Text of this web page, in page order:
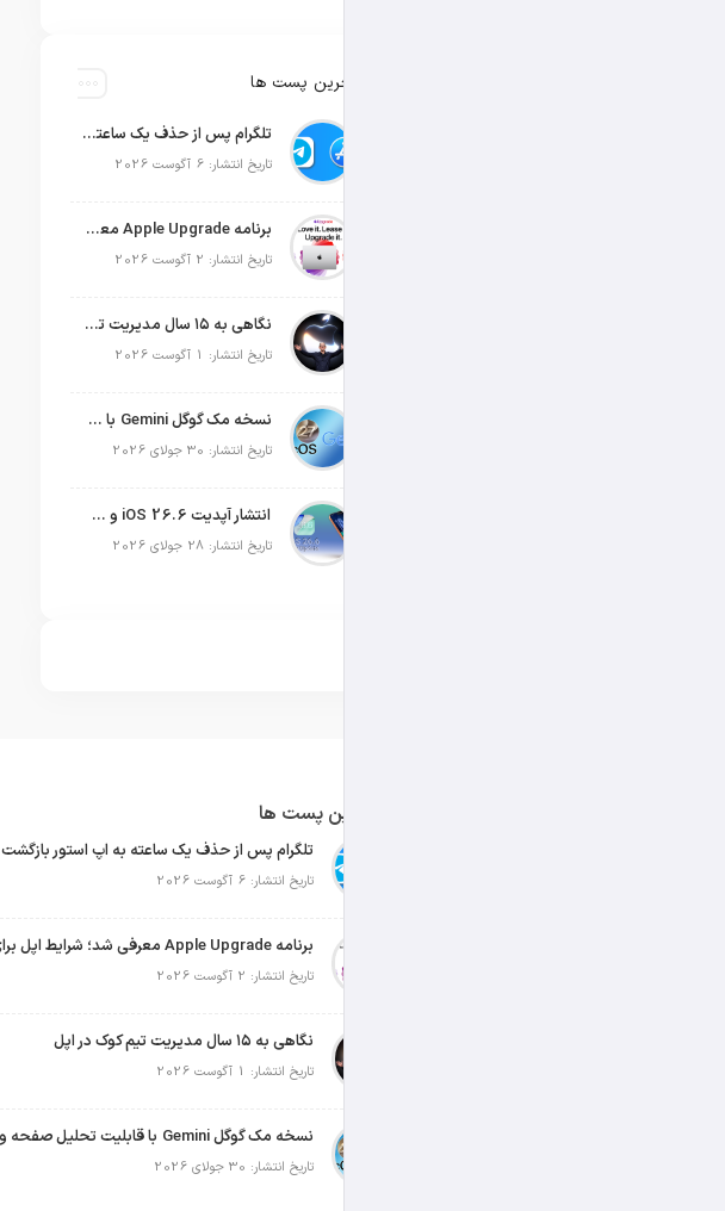
آخرین پست ها
تلگرام پس از حذف یک ساعته به اپ استور بازگشت
تاریخ انتشار: 6 آگوست 2026
برنامه Apple Upgrade معرفی شد؛ شرایط اپل برای اجاره آیفون، آیپد، مک و اپل واچ
تاریخ انتشار: 2 آگوست 2026
نگاهی به ۱۵ سال مدیریت تیم کوک در اپل
تاریخ انتشار: 1 آگوست 2026
نسخه مک گوگل Gemini با قابلیت تحلیل صفحه و دستورات صوتی در به‌روزرسانی جدید
تاریخ انتشار: 30 جولای 2026
انتشار آپدیت iOS 26.6 و iPadOS 26.6
تاریخ انتشار: 28 جولای 2026
آخرین پست ها
تلگرام پس از حذف یک ساعته به اپ استور بازگشت
تاریخ انتشار: 6 آگوست 2026
تاریخ انتشار: 2 آگوست 2026
نگاهی به ۱۵ سال مدیریت تیم کوک در اپل
تاریخ انتشار: 1 آگوست 2026
تاریخ انتشار: 30 جولای 2026